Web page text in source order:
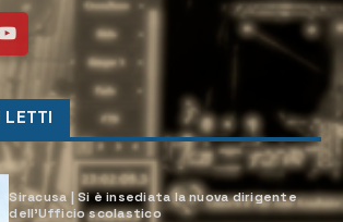
LETTI
Siracusa | Si è insediata la nuova dirigente
dell’Ufficio scolastico